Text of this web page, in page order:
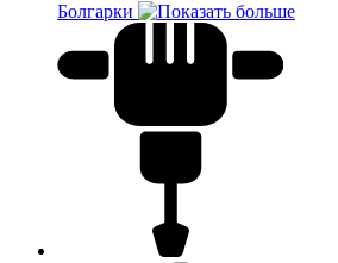
Болгарки